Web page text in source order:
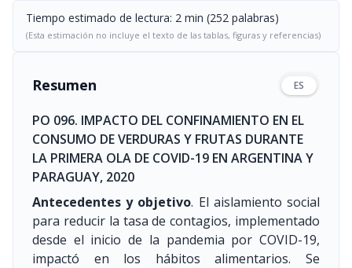
Tiempo estimado de lectura: 2 min (252 palabras)
(Esta estimación no incluye el texto de las tablas, figuras y referencias)
Resumen ES
PO 096. IMPACTO DEL CONFINAMIENTO EN EL
CONSUMO DE VERDURAS Y FRUTAS DURANTE
LA PRIMERA OLA DE COVID-19 EN ARGENTINA Y
PARAGUAY, 2020
Antecedentes y objetivo. El aislamiento social
para reducir la tasa de contagios, implementado
desde el inicio de la pandemia por COVID-19,
impactó en los hábitos alimentarios. Se